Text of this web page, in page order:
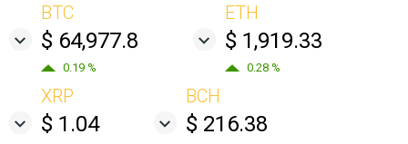
BTC
$ 64,977.8
0.19 %
ETH
$ 1,919.33
0.28 %
XRP
$ 1.04
BCH
$ 216.38